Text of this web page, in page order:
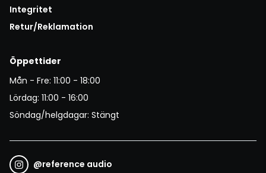
Integritet
Retur/Reklamation
Öppettider
Mån - Fre: 11:00 - 18:00
Lördag: 11:00 - 16:00
Söndag/helgdagar: Stängt
@reference audio